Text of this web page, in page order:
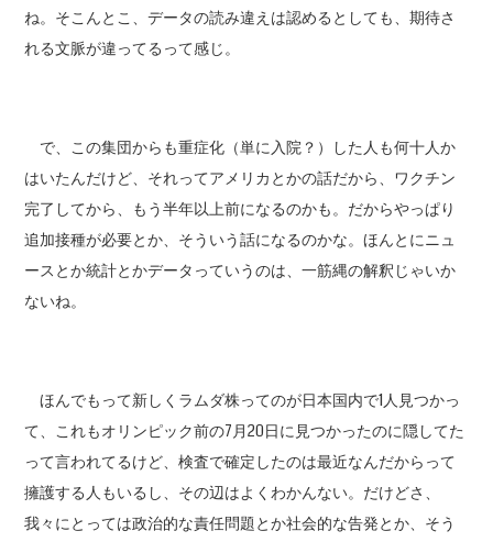
ね。そこんとこ、データの読み違えは認めるとしても、期待さ
れる文脈が違ってるって感じ。
で、この集団からも重症化（単に入院？）した人も何十人か
はいたんだけど、それってアメリカとかの話だから、ワクチン
完了してから、もう半年以上前になるのかも。だからやっぱり
追加接種が必要とか、そういう話になるのかな。ほんとにニュ
ースとか統計とかデータっていうのは、一筋縄の解釈じゃいか
ないね。
ほんでもって新しくラムダ株ってのが日本国内で1人見つかっ
て、これもオリンピック前の7月20日に見つかったのに隠してた
って言われてるけど、検査で確定したのは最近なんだからって
擁護する人もいるし、その辺はよくわかんない。だけどさ、
我々にとっては政治的な責任問題とか社会的な告発とか、そう